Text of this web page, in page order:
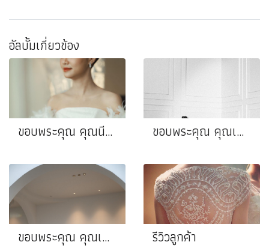
อัลบั้มเกี่ยวข้อง
ขอบพระคุณ คุณนีน่า❤️คุณบุ๊น ขอบพระคุณ คุณเกล❤️คุณตูน
ขอบพระคุณ คุณเกล❤️คุณตูน รีวิวลูกค้า